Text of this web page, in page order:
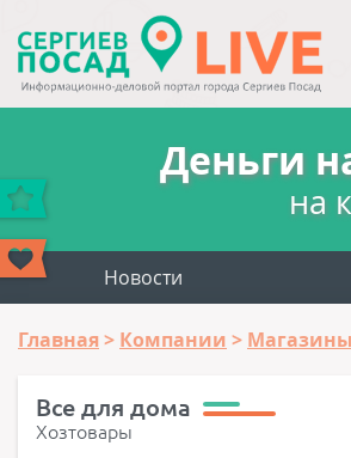
Деньги
на
Новости
Главная Компании Магазины
Все для дома
Хозтовары